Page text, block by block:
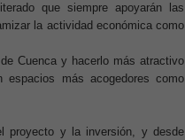
que siempre apoyarán las
la actividad económica como
Cuenca y hacerlo más atractivo
más acogedores como
proyecto y la inversión, y desde